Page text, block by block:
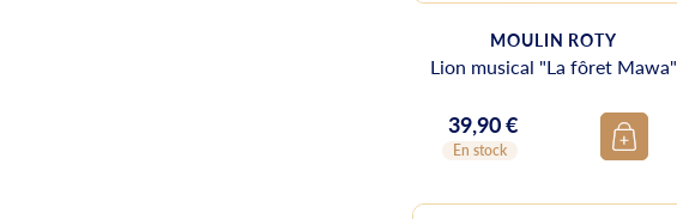
MOULIN ROTY
Lion musical "La fôret Mawa"
Prix
39,90 €
En stock